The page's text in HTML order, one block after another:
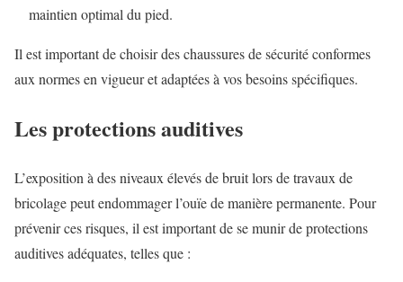
maintien optimal du pied.
Il est important de choisir des chaussures de sécurité conformes
aux normes en vigueur et adaptées à vos besoins spécifiques.
Les protections auditives
L’exposition à des niveaux élevés de bruit lors de travaux de
bricolage peut endommager l’ouïe de manière permanente. Pour
prévenir ces risques, il est important de se munir de protections
auditives adéquates, telles que :